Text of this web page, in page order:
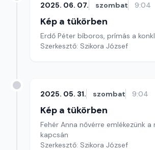
2025. 06. 07. szombat 9:04
Kép a tükörben
Erdő Péter bíboros, prímás a
Szerkesztő: Szikora József
2025. 05. 31. szombat 9:04
Kép a tükörben
Fehér Anna nővérre emlékezünk
kapcsán
Szerkesztő: Szikora József